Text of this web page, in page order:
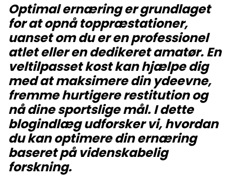
Optimal ernæring er grundlaget
for at opnå toppræstationer,
uanset om du er en professionel
atlet eller en dedikeret amatør. En
veltilpasset kost kan hjælpe dig
med at maksimere din ydeevne,
fremme hurtigere restitution og
nå dine sportslige mål. I dette
blogindlæg udforsker vi, hvordan
du kan optimere din ernæring
baseret på videnskabelig
forskning.